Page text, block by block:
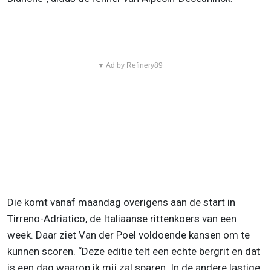
▼ Ad by Refinery89
Die komt vanaf maandag overigens aan de start in
Tirreno-Adriatico, de Italiaanse rittenkoers van een
week. Daar ziet Van der Poel voldoende kansen om te
kunnen scoren. “Deze editie telt een echte bergrit en dat